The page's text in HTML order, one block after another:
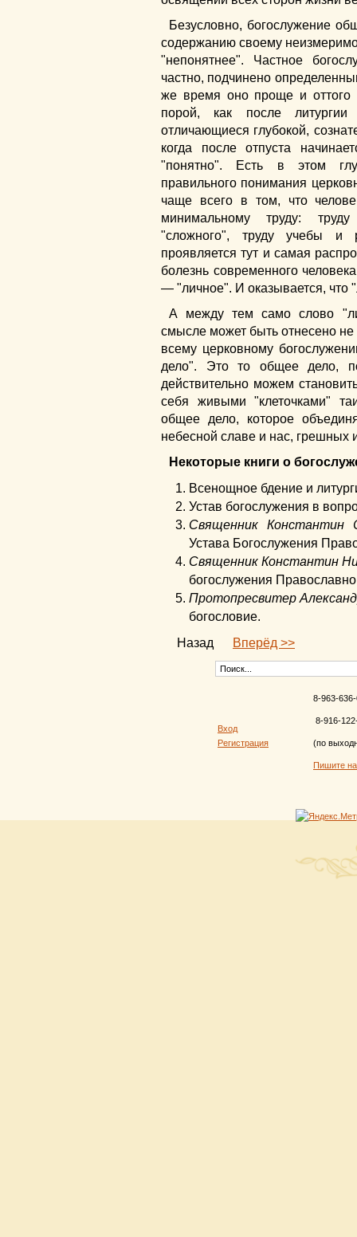
Безусловно, богослужение
содержанию своему
"непонятнее". Частное
частно, подчинено
же время оно проще и оттого
порой, как после
отличающиеся глубокой,
когда после отпуста
"понятно". Есть в этом
правильного понимания
чаще всего в том, что
минимальному труду:
"сложного", труду учебы и
проявляется тут и самая
болезнь современного
— "личное". И оказывается, что
А между тем само слово
смысле может быть отнесено не
всему церковному
дело". Это то общее дело,
действительно можем
себя живыми "клеточками"
общее дело, которое
небесной славе и нас,
Некоторые книги о
Всенощное бдение и
Устав богослужения в
Священник Константин
Устава Богослужения
Священник Константин
богослужения
Протопресвитер
богословие.
Назад
Вперёд >>
Вход
Регистрация
8-963-
8-916-
(по
Пишите